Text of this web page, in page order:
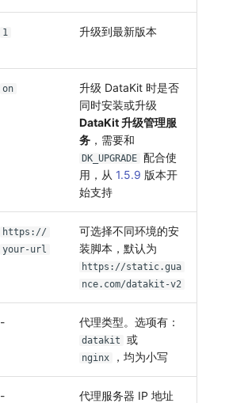
1 升级到最新版本
on
升级 DataKit 时是否
同时安装或升级
DataKit 升级管理服
务，需要和
DK_UPGRADE 配合使
用，从 1.5.9 版本开
始支持
https://
your-url
可选择不同环境的安
装脚本，默认为
https://static.gua
nce.com/datakit-v2
- 代理类型。选项有：
datakit 或
nginx ，均为小写
-
代理服务器 IP 地址